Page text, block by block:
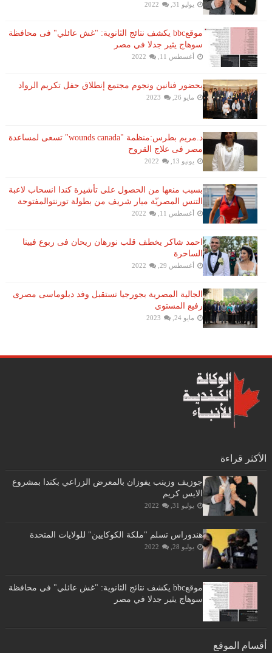
يوليو 31, 2022
موقعbbc يكشف نتائج الثانوية: "غش عائلي" فى محافظة
سوهاج يثير جدلا في مصر
أغسطس 11, 2022
بحضور فنانين ونجوم مجتمع إنطلاق حفل تكريم الرواد
مايو 26, 2023
د.مريم بطرس:منظمة "wounds canada" تسعى لمساعدة
مصر فى علاج القروح
يونيو 13, 2022
بسبب منعها من الحصول على تأشيرة كندا انسحاب لاعبة ​
التنس​ المصريّة ​ميار شريف​ من بطولة ​تورنتو​المفتوحة
أغسطس 11, 2022
احمد شاكر يخطف قلب نورهان ريحان فى ربوع فيينا
الساحرة
أغسطس 29, 2022
الجالية المصرية بجورجيا تستقبل وفد دبلوماسى مصرى
رفيع المستوى
مايو 24, 2023
الأكثر قراءة
جوزيف وزينب يفوزان بالمعرض الزراعي بكندا بمشروع
الايس كريم
يوليو 31, 2022
هندوراس تسلم "ملكة الكوكايين" للولايات المتحدة
يوليو 28, 2022
موقعbbc يكشف نتائج الثانوية: "غش عائلي" فى محافظة
سوهاج يثير جدلا في مصر
أقسام الموقع